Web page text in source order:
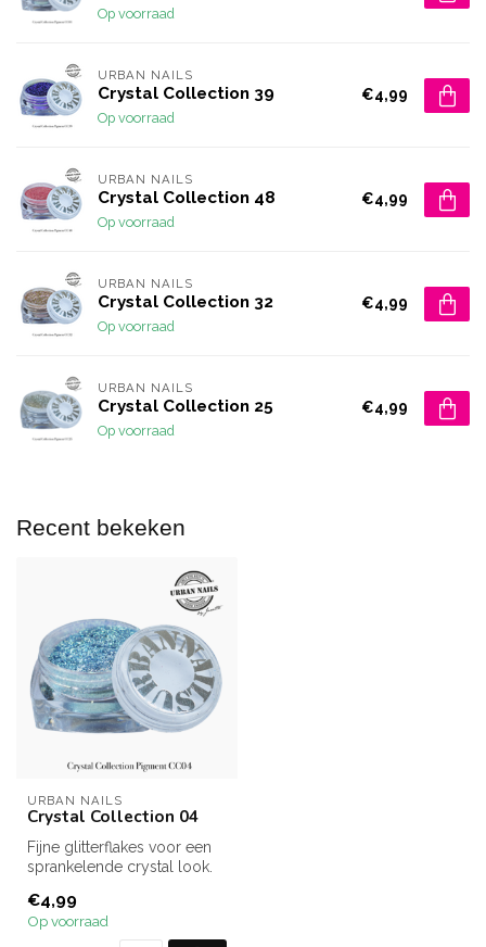
Op voorraad
URBAN NAILS
Crystal Collection 39
Op voorraad
€4,99
URBAN NAILS
Crystal Collection 48
Op voorraad
€4,99
URBAN NAILS
Crystal Collection 32
Op voorraad
€4,99
URBAN NAILS
Crystal Collection 25
Op voorraad
€4,99
Recent bekeken
URBAN NAILS
Crystal Collection 04
Fijne glitterflakes voor een
sprankelende crystal look.
€4,99
Op voorraad